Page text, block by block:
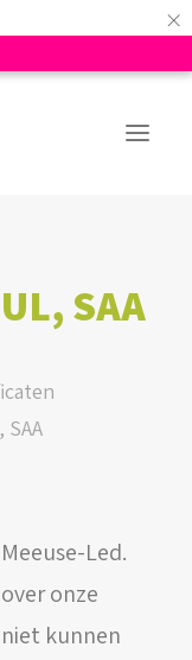
×
SAA
SAA
Led.
onze
kunnen